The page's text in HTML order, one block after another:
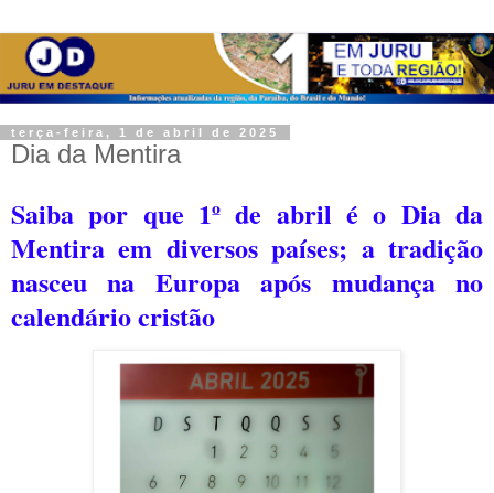
terça-feira, 1 de abril de 2025
Dia da Mentira
Saiba por que 1º de abril é o Dia da
Mentira em diversos países; a tradição
nasceu na Europa após mudança no
calendário cristão